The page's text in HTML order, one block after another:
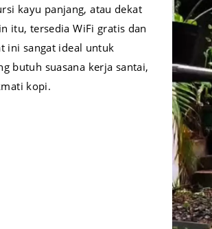
kayu panjang, atau dekat
itu, tersedia WiFi gratis dan
ini sangat ideal untuk
butuh suasana kerja santai,
kopi.